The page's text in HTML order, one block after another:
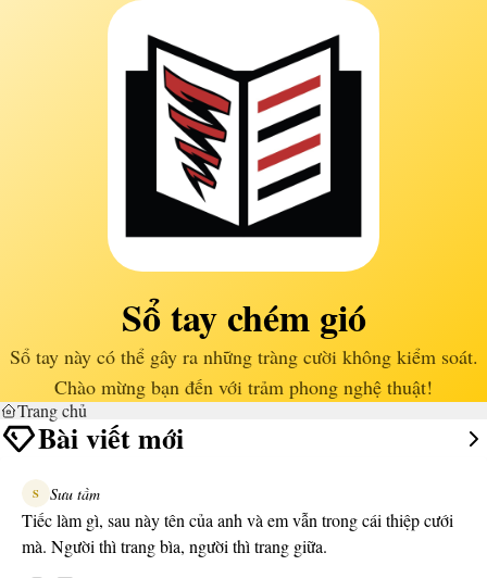
Sổ tay chém gió
Sổ tay này có thể gây ra những tràng cười không kiểm soát.
Chào mừng bạn đến với trảm phong nghệ thuật!
Trang chủ
Bài viết mới
S Sưu tầm
Tiếc làm gì, sau này tên của anh và em vẫn trong cái thiệp cưới
mà. Người thì trang bìa, người thì trang giữa.